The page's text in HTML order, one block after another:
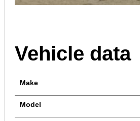
Vehicle data
Make
Model